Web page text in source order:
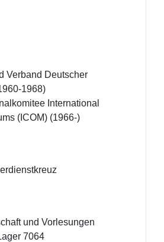
Verband Deutscher
1968)
International
(ICOM) (1966-)
und Vorlesungen
7064